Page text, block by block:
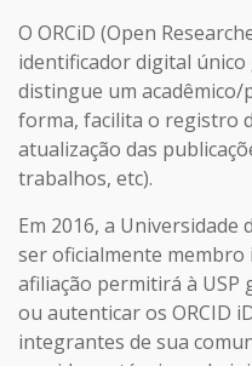
O ORCiD (Open
identificador digital
distingue um
forma, facilita o registro
atualização das
trabalhos, etc).
Em 2016, a Universidade
ser oficialmente membro
afiliação permitirá à USP
ou autenticar os ORCID
integrantes de sua